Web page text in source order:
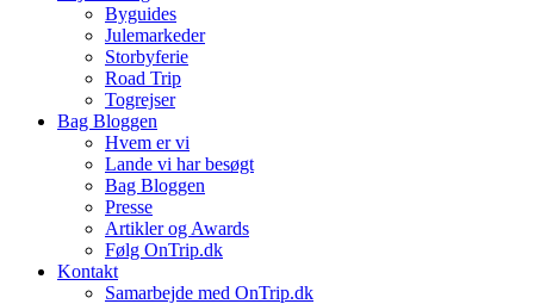
Byguides
Julemarkeder
Storbyferie
Road Trip
Togrejser
Bag Bloggen
Hvem er vi
Lande vi har besøgt
Bag Bloggen
Presse
Artikler og Awards
Følg OnTrip.dk
Kontakt
Samarbejde med OnTrip.dk